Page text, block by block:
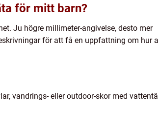
för mitt barn?
Ju högre millimeter-angivelse, desto mer
för att få en uppfattning om hur
vandrings- eller outdoor-skor med